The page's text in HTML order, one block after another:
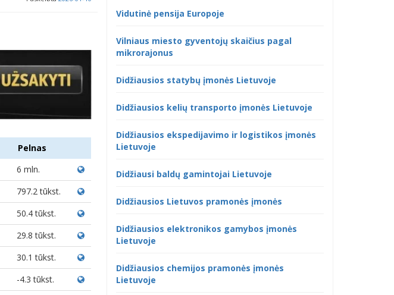
Pelnas
6 mln.
797.2 tūkst.
50.4 tūkst.
29.8 tūkst.
30.1 tūkst.
-4.3 tūkst.
Vidutinė pensija Europoje
Vilniaus miesto gyventojų skaičius pagal
mikrorajonus
Didžiausios statybų įmonės Lietuvoje
Didžiausios kelių transporto įmonės Lietuvoje
Didžiausios ekspedijavimo ir logistikos įmonės
Lietuvoje
Didžiausi baldų gamintojai Lietuvoje
Didžiausios Lietuvos pramonės įmonės
Didžiausios elektronikos gamybos įmonės
Lietuvoje
Didžiausios chemijos pramonės įmonės
Lietuvoje